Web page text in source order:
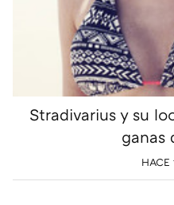
Stradivarius y su
ganas
HACE